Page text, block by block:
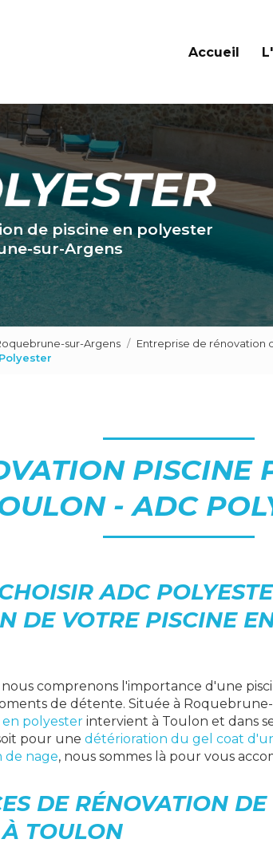
Accueil
de piscine en polyester
sur-Argens
sur-Argens
Entreprise de rénovation
PISCINE
- ADC
ADC
DE VOTRE PISCINE
nous comprenons l'importance d'une
de détente. Située à
en polyester intervient à Toulon et dans
pour une détérioration du gel coat
de nage, nous sommes là pour vous
DE RÉNOVATION
TOULON